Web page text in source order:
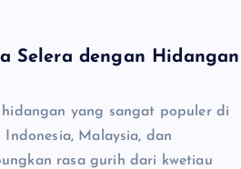
Selera dengan Hidangan
yang sangat populer di
Malaysia, dan
rasa gurih dari kwetiau